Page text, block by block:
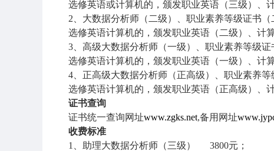
选修英语或计算机的，颁发职业英语（三级）、
2 、大数据分析师（二级）、职业素养等级证书（
选修英语计算机的，颁发职业英语（二级）、计
3 、高级大数据分析师（一级）、职业素养等级证
选修英语计算机的，颁发职业英语（一级）、计
4 、正高级大数据分析师（正高级）、职业素养等
选修英语计算机的，颁发职业英语（正高级）、
证书查询
证书统一查询网址www.zgks.net,备用网址
收费标准
1
、助理大数据分析师（三级） 3800元；